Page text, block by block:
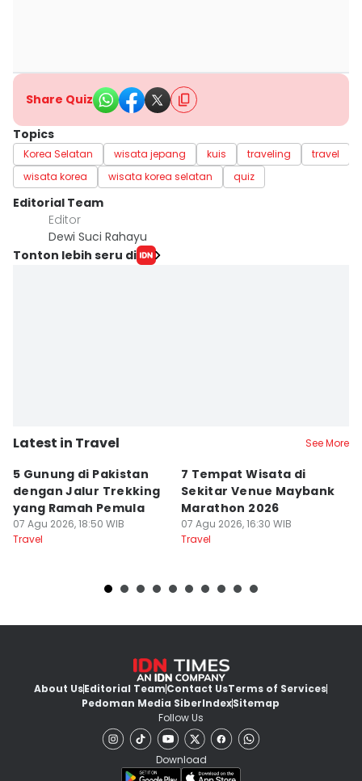
Share Quiz
Topics
Korea Selatan wisata jepang kuis traveling travel
wisata korea
wisata korea selatan quiz
Editorial Team
Editor
Dewi Suci Rahayu
Tonton lebih seru di
Latest in Travel See More
5 Gunung di Pakistan
dengan Jalur Trekking
yang Ramah Pemula
07 Agu 2026, 18:50 WIB
Travel
7 Tempat Wisata di
Sekitar Venue Maybank
Marathon 2026
07 Agu 2026, 16:30 WIB
Travel
About UsEditorial TeamContact UsTerms of Services
Pedoman Media SiberIndexSitemap
Follow Us
Download